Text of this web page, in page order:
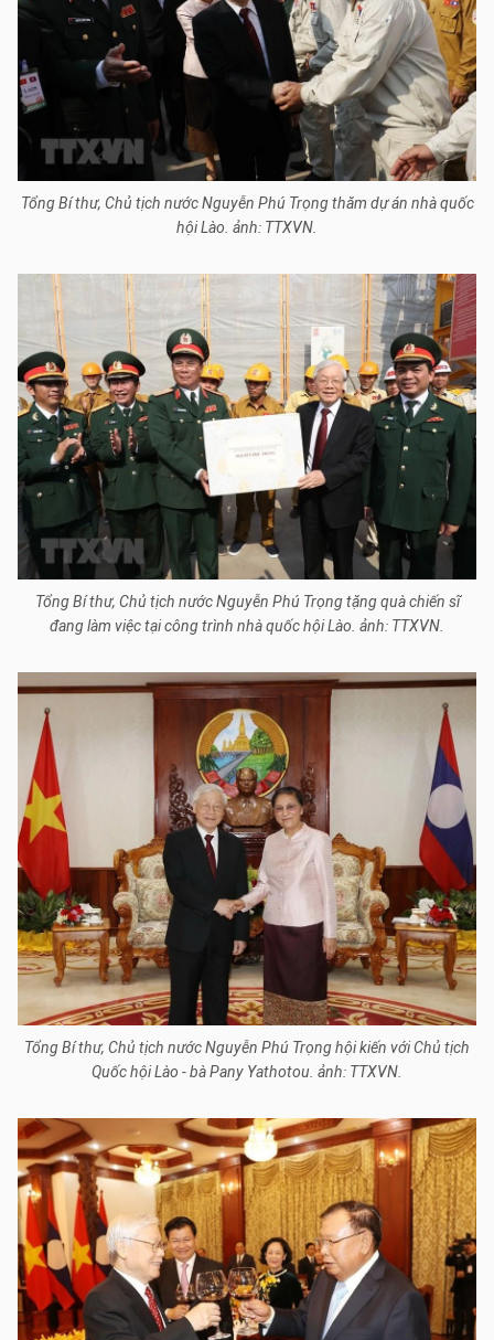
Tổng Bí thư, Chủ tịch nước Nguyễn Phú Trọng thăm dự án nhà quốc
hội Lào. ảnh: TTXVN.
Tổng Bí thư, Chủ tịch nước Nguyễn Phú Trọng tặng quà chiến sĩ
đang làm việc tại công trình nhà quốc hội Lào. ảnh: TTXVN.
Tổng Bí thư, Chủ tịch nước Nguyễn Phú Trọng hội kiến với Chủ tịch
Quốc hội Lào - bà Pany Yathotou. ảnh: TTXVN.